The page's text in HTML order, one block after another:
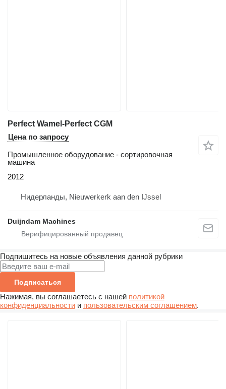
Perfect Wamel-Perfect CGM
Цена по запросу
Промышленное оборудование - сортировочная
машина
2012
Нидерланды, Nieuwerkerk aan den IJssel
Duijndam Machines
Подпишитесь на новые объявления данной рубрики
Подписаться
Нажимая, вы соглашаетесь с нашей политикой
конфиденциальности и пользовательским соглашением.